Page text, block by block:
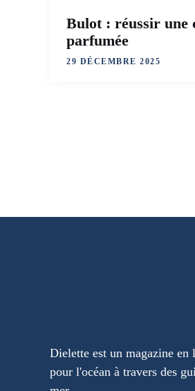
Bulot : réussir une
parfumée
29 DÉCEMBRE 2025
Dielette est un magazine
pour l'océan à travers des